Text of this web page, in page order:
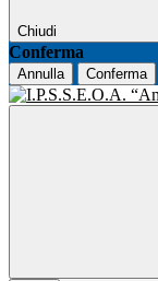
Chiudi
Conferma
Annulla Conferma